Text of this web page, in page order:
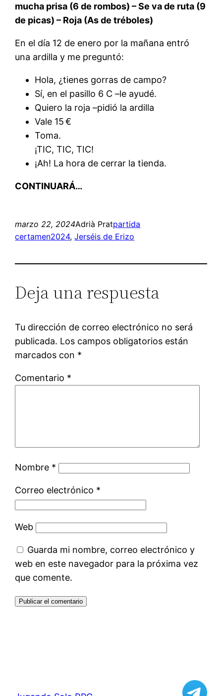
mucha prisa (6 de rombos) – Se va de ruta (9
de picas) – Roja (As de tréboles)
En el día 12 de enero por la mañana entró
una ardilla y me preguntó:
Hola, ¿tienes gorras de campo?
Sí, en el pasillo 6 C –le ayudé.
Quiero la roja –pidió la ardilla
Vale 15 €
Toma.
¡TIC, TIC, TIC!
¡Ah! La hora de cerrar la tienda.
CONTINUARÁ…
marzo 22, 2024Adrià Pratpartida
certamen2024, Jerséis de Erizo
Deja una respuesta
Tu dirección de correo electrónico no será
publicada. Los campos obligatorios están
marcados con *
Comentario *
Nombre *
Correo electrónico *
Web
Guarda mi nombre, correo electrónico y
web en este navegador para la próxima vez
que comente.